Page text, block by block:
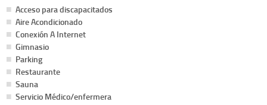
Acceso para discapacitados
Aire Acondicionado
Conexión A Internet
Gimnasio
Parking
Restaurante
Sauna
Servicio Médico/enfermera